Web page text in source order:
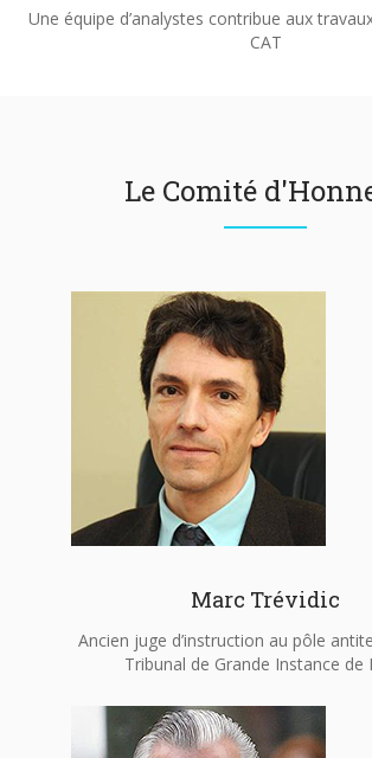
Une équipe d’analystes contribue aux
CAT
Le Comité
Marc Trévidic
Ancien juge d’instruction au pôle
Tribunal de Grande Instance de